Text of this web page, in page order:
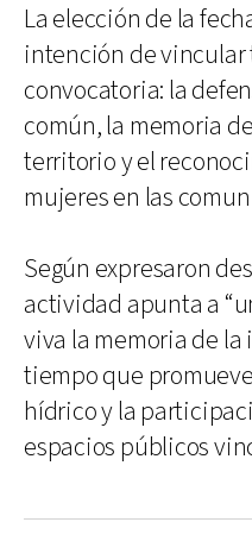
La elección de la
intención de vincular
convocatoria: la
común, la memoria
territorio y el
mujeres en las
Según expresaron
actividad apunta a
viva la memoria de
tiempo que
hídrico y la
espacios públicos